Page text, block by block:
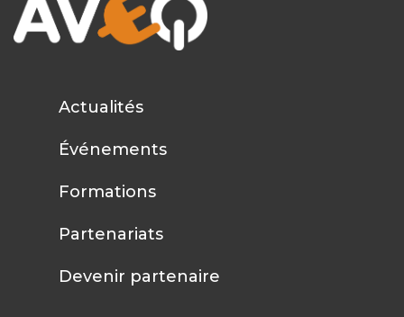
Actualités
Événements
Formations
Partenariats
Devenir partenaire